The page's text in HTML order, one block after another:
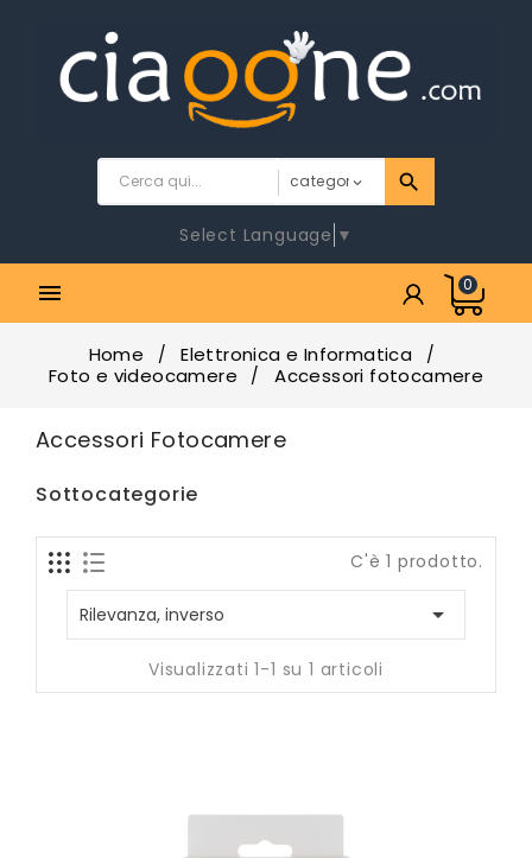
Select Language ▼
 0
Home
Elettronica e Informatica
Foto e videocamere
Accessori fotocamere
Accessori Fotocamere
Sottocategorie
C'è 1 prodotto.
Rilevanza, inverso 
Visualizzati 1-1 su 1 articoli